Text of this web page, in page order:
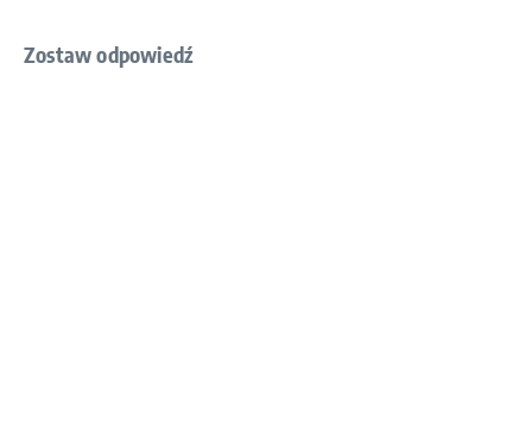
Zostaw odpowiedź